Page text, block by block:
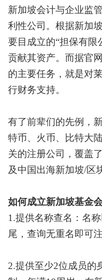
新加坡会计与企业监
利性公司。根据新加
要目成立的“担保有限
贡献其资产。而据官
的主要任务，就是对
行财务支持。
有了前辈们的先例，
特币、火币、比特大
关的注册公司，覆盖
及中国出海新加坡/区
如何成立新加坡基金
1.提供名称查名：名
尾，查询无重名即可注
2.提供至少2位成员的